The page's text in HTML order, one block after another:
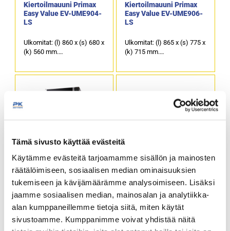
Tämä sivusto käyttää evästeitä
Käytämme evästeitä tarjoamamme sisällön ja mainosten
räätälöimiseen, sosiaalisen median ominaisuuksien
tukemiseen ja kävijämäärämme analysoimiseen. Lisäksi
jaamme sosiaalisen median, mainosalan ja analytiikka-
alan kumppaneillemme tietoja siitä, miten käytät
sivustoamme. Kumppanimme voivat yhdistää näitä
Kiertoilmauuni Primax
Easy Value EV-UME904-
LS
Ulkomitat: (l) 860 x (s) 680 x
(k) 560 mm.
Kapasiteetti: 4 x GN 1/1
Käy myös 600 x 400 mm
Kiertoilmauuni Primax
Easy Value EV-UME906-
LS
Ulkomitat: (l) 865 x (s) 775 x
(k) 715 mm.
Kapasiteetti: 6 x GN 1/1
mitoitetut leipomopellit.
Easy Value EV-UME910-
LS
Ulkomitat: (l) 865 x (s) 775 x
(k) 1015 mm.
Sähköteho: 11,8 kW / 400 V.
Kapasiteetti: 10 x GN 1/1
astia. Johdeväli 75 mm.
Grill FC 380 TQ,
grillivastuksella ja
Ulkomitat: (l) 550 x (s) 550 x
(k) 355 mm.
Sähköteho: 2,6 kW / 230 V.
Kammion sisämitat: (l) 415
x (s) 350 x (k) 265 mm.